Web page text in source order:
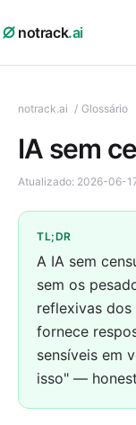
notrack.ai
notrack.ai / Glossário
IA sem
Atualizado: 2026-06-
TL;DR
A IA sem
sem os
reflexivas dos
fornece
sensíveis em
isso" —